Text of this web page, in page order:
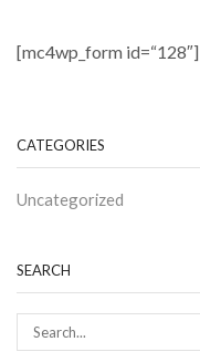
[mc4wp_form id=“128″]
CATEGORIES
Uncategorized
SEARCH